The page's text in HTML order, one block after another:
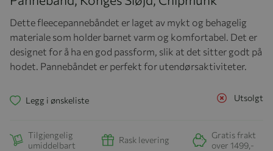
Dette fleecepannebåndet er laget av mykt og behagelig
materiale som holder barnet varm og komfortabel. Det er
designet for å ha en god passform, slik at det sitter godt på
hodet. Pannebåndet er perfekt for utendørsaktiviteter.
Utsolgt
Legg i ønskeliste
Tilgjengelig
umiddelbart
Rask levering
Gratis frakt
over 1499,-